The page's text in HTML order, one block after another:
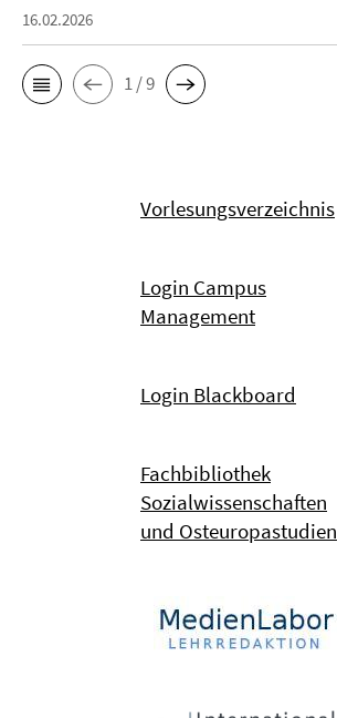
16.02.2026
1 / 9
Vorlesungsverzeichnis
Login Campus
Management
Login Blackboard
Fachbibliothek
Sozialwissenschaften
und Osteuropastudien